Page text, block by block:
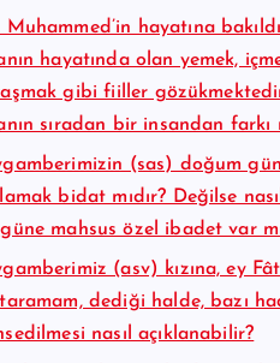
Muhammed’in hayatına
hayatında olan yemek,
gibi fiiller
sıradan bir insandan farkı
(sas) doğum
bidat mıdır? Değilse
mahsus özel ibadet var
(asv) kızına, ey
dediği halde, bazı
nasıl açıklanabilir?